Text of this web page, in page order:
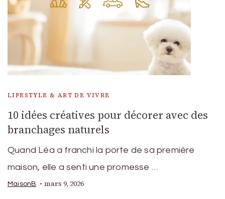
LIFESTYLE & ART DE VIVRE
10 idées créatives pour décorer avec des
branchages naturels
Quand Léa a franchi la porte de sa première
maison, elle a senti une promesse …
MaisonB mars 9, 2026